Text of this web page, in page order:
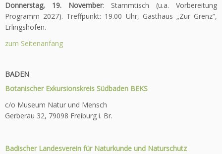
Donnerstag, 19. November: Stammtisch (u.a. Vorbereitung
Programm 2027). Treffpunkt: 19.00 Uhr, Gasthaus „Zur Grenz“,
Erlingshofen.
zum Seitenanfang
BADEN
Botanischer Exkursionskreis Südbaden BEKS
c/o Museum Natur und Mensch
Gerberau 32, 79098 Freiburg i. Br.
Badischer Landesverein für Naturkunde und Naturschutz